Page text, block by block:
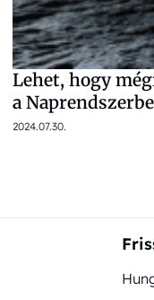
Lehet, hogy
a
2024.07.30.